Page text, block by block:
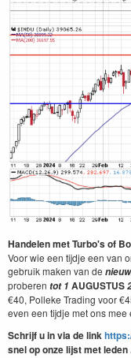
Handelen met Turbo's of
Voor wie een tijdje een van
gebruik maken van de
proberen tot 1 AUGUSTUS
€40, Polleke Trading voor
even een tijdje met ons
Schrijf u in via de link
snel op onze lijst met leden